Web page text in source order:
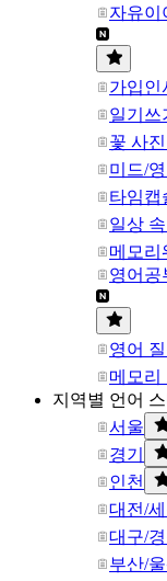
자유이
가입인
일기쓰
꽃 사
미드/
타임캡
일상
메모리
영어공
영어
메모리
지역별 언어 스
서울
경기
인천
대전/
대구/
부산/